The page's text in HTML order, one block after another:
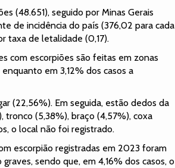
(48.651), seguido por Minas Gerais
de incidência do país (376,02 para cada
taxa de letalidade (0,17).
com escorpiões são feitas em zonas
em 3,12% dos casos a
(22,56%). Em seguida, estão dedos da
tronco (5,38%), braço (4,57%), coxa
o local não foi registrado.
escorpião registradas em 2023 foram
sendo que, em 4,16% dos casos, o